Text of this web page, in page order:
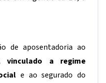
de aposentadoria ao
vinculado a regime
e ao segurado do